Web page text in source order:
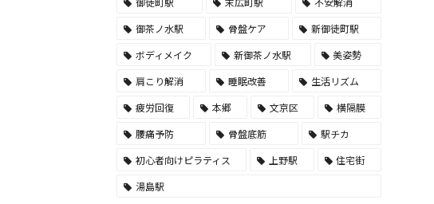
御茶ノ水駅
骨盤ケア
新御徒町駅
ボディメイク
新御茶ノ水駅
美姿勢
肩こり解消
睡眠改善
生活リズム
疲労回復
本郷 文京区
横隔膜
腰痛予防
骨盤底筋
駅チカ
初心者向けピラティス
上野駅
住宅街
湯島駅